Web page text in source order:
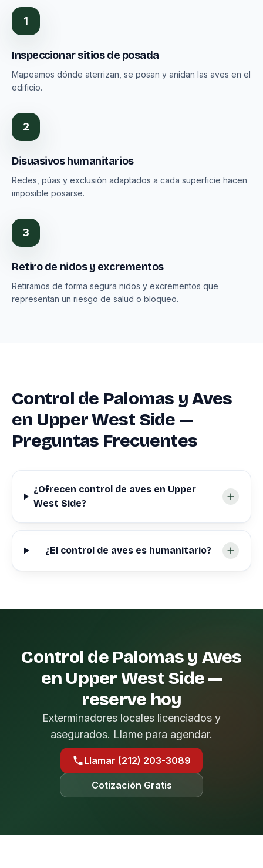
1
Inspeccionar sitios de posada
Mapeamos dónde aterrizan, se posan y anidan las aves en el
edificio.
2
Disuasivos humanitarios
Redes, púas y exclusión adaptados a cada superficie hacen
imposible posarse.
3
Retiro de nidos y excrementos
Retiramos de forma segura nidos y excrementos que
representan un riesgo de salud o bloqueo.
Control de Palomas y Aves
en Upper West Side —
Preguntas Frecuentes
¿Ofrecen control de aves en Upper
West Side?
¿El control de aves es humanitario?
Control de Palomas y Aves
en Upper West Side —
reserve hoy
Exterminadores locales licenciados y
asegurados. Llame para agendar.
Llamar (212) 203-3089
Cotización Gratis